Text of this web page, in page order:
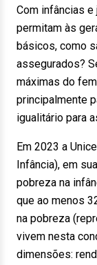
Com infâncias
permitam às
básicos, como
assegurados?
máximas do
principalmente
igualitário para
Em 2023 a
Infância), em
pobreza na
que ao menos
na pobreza
vivem nesta
dimensões: